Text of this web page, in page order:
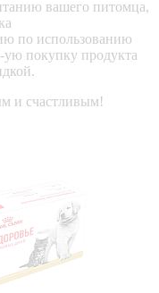
вашего питомца,
по использованию
ую покупку продукта
и счастливым!